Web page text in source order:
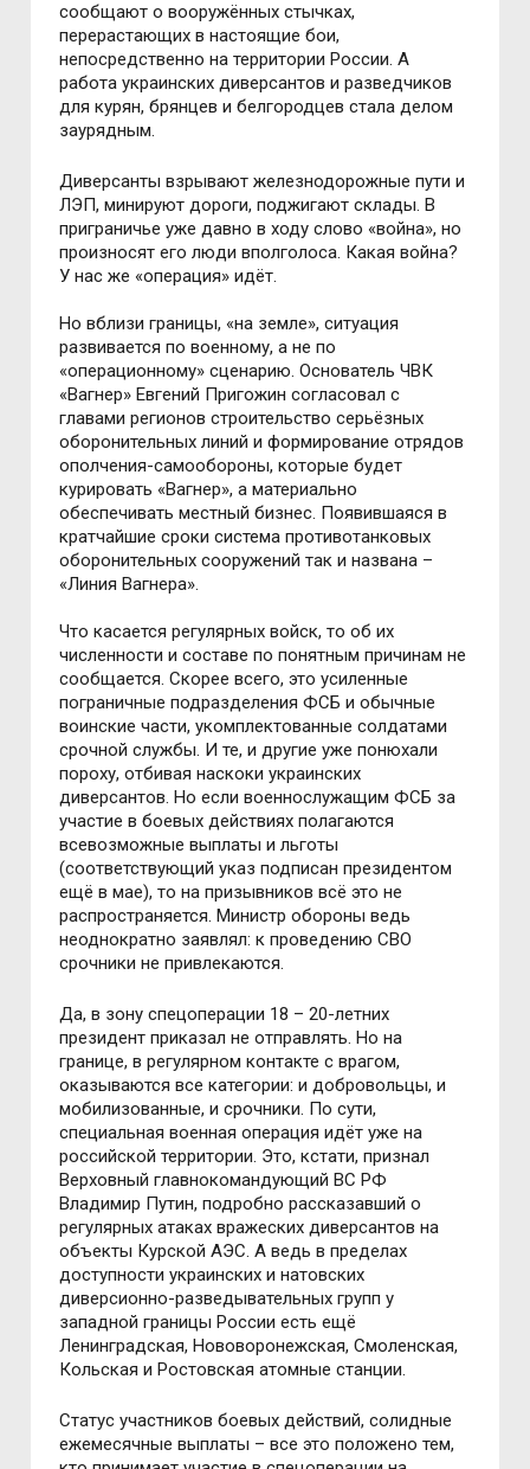
сообщают о вооружённых стычках,
перерастающих в настоящие бои,
непосредственно на территории России. А
работа украинских диверсантов и разведчиков
для курян, брянцев и белгородцев стала делом
заурядным.
Диверсанты взрывают железнодорожные пути и
ЛЭП, минируют дороги, поджигают склады. В
приграничье уже давно в ходу слово «война», но
произносят его люди вполголоса. Какая война?
У нас же «операция» идёт.
Но вблизи границы, «на земле», ситуация
развивается по военному, а не по
«операционному» сценарию. Основатель ЧВК
«Вагнер» Евгений Пригожин согласовал с
главами регионов строительство серьёзных
оборонительных линий и формирование отрядов
ополчения-самообороны, которые будет
курировать «Вагнер», а материально
обеспечивать местный бизнес. Появившаяся в
кратчайшие сроки система противотанковых
оборонительных сооружений так и названа –
«Линия Вагнера».
Что касается регулярных войск, то об их
численности и составе по понятным причинам не
сообщается. Скорее всего, это усиленные
пограничные подразделения ФСБ и обычные
воинские части, укомплектованные солдатами
срочной службы. И те, и другие уже понюхали
пороху, отбивая наскоки украинских
диверсантов. Но если военнослужащим ФСБ за
участие в боевых действиях полагаются
всевозможные выплаты и льготы
(соответствующий указ подписан президентом
ещё в мае), то на призывников всё это не
распространяется. Министр обороны ведь
неоднократно заявлял: к проведению СВО
срочники не привлекаются.
Да, в зону спецоперации 18 – 20-летних
президент приказал не отправлять. Но на
границе, в регулярном контакте с врагом,
оказываются все категории: и добровольцы, и
мобилизованные, и срочники. По сути,
специальная военная операция идёт уже на
российской территории. Это, кстати, признал
Верховный главнокомандующий ВС РФ
Владимир Путин, подробно рассказавший о
регулярных атаках вражеских диверсантов на
объекты Курской АЭС. А ведь в пределах
доступности украинских и натовских
диверсионно-разведывательных групп у
западной границы России есть ещё
Ленинградская, Нововоронежская, Смоленская,
Кольская и Ростовская атомные станции.
Статус участников боевых действий, солидные
ежемесячные выплаты – все это положено тем,